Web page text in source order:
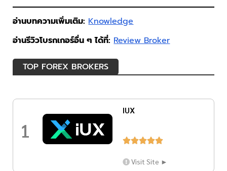
อ่านบทความเพิ่มเติม: Knowledge
อ่านรีวิวโบรกเกอร์อื่น ๆ ได้ที่: Review Broker
TOP FOREX BROKERS
1
IUX

Visit Site ►